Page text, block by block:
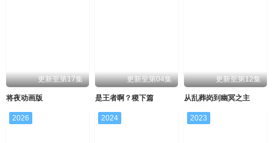
更新至第17集
将夜动画版
更新至第04集
是王者啊？稷下篇
更新至第12集
从乱葬岗到幽冥之主
2026 2024 2023